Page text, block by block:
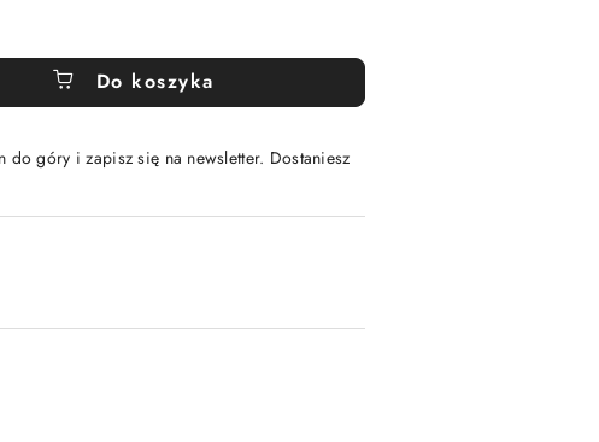
Do koszyka
do góry i zapisz się na newsletter. Dostaniesz